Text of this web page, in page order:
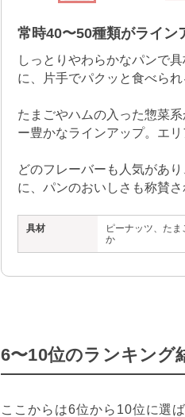
常時40〜50種類がライン
しっとりやわらかなパンで
に、片手でパクッと食べられ
たまごやハムの入った惣菜
ー豊かなラインアップ。エ
どのフレーバーも人気があ
に、パンのおいしさも称賛さ
具材
ピーナッツ、た
か
6〜10位のランキング
ここからは6位から10位に選